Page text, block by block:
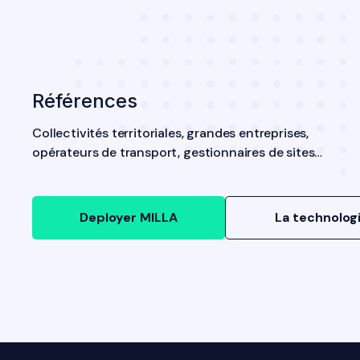
Références
Collectivités territoriales, grandes entreprises,
opérateurs de transport, gestionnaires de sites…
Deployer MILLA La